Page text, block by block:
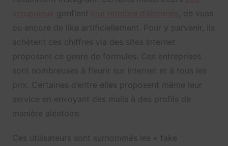
gonflent
, de vues
ou encore de like artificiellement. Pour y parvenir, ils
achètent ces chiffres via des sites Internet
proposant ce genre de formules. Ces entreprises
sont nombreuses à fleurir sur Internet et à tous les
prix. Certaines d’entre elles proposent même leur
service en envoyant des mails à des profils de
manière aléatoire.
Ces utilisateurs sont surnommés les « fake